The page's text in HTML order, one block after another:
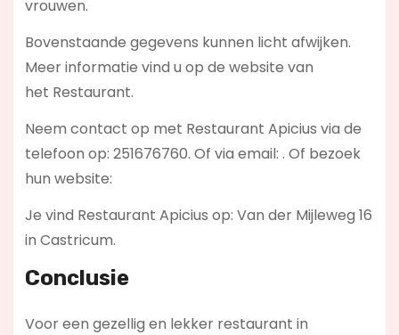
vrouwen.
Bovenstaande gegevens kunnen licht afwijken.
Meer informatie vind u op de website van
het Restaurant.
Neem contact op met Restaurant Apicius via de
telefoon op: 251676760. Of via email: . Of bezoek
hun website:
Je vind Restaurant Apicius op: Van der Mijleweg 16
in Castricum.
Conclusie
Voor een gezellig en lekker restaurant in